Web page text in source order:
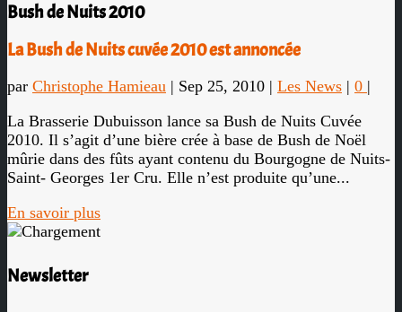
Bush de Nuits 2010
La Bush de Nuits cuvée 2010 est annoncée
par Christophe Hamieau | Sep 25, 2010 | Les News | 0 |
La Brasserie Dubuisson lance sa Bush de Nuits Cuvée
2010. Il s’agit d’une bière crée à base de Bush de Noël
mûrie dans des fûts ayant contenu du Bourgogne de Nuits-
Saint- Georges 1er Cru. Elle n’est produite qu’une...
En savoir plus
Newsletter